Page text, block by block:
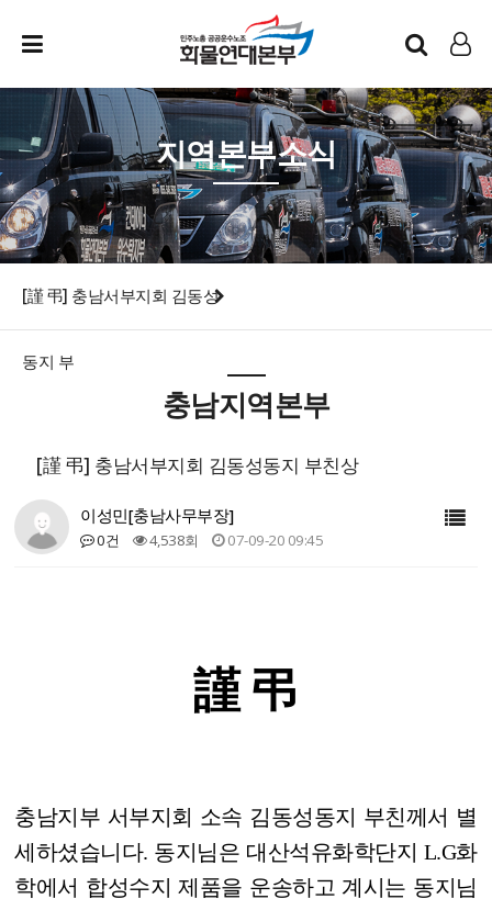
인트라넷
LOG IN
지역본부소식
[謹 弔] 충남서부지회 김동성
동지 부
충남지역본부
[謹 弔] 충남서부지회 김동성동지 부친상
이성민[충남사무부장]
0건 4,538회 07-09-20 09:45
謹 弔
충남지부 서부지회 소속 김동성동지 부친께서 별
세하셨습니다. 동지님은 대산석유화학단지 L.G화
학에서 합성수지 제품을 운송하고 계시는 동지님